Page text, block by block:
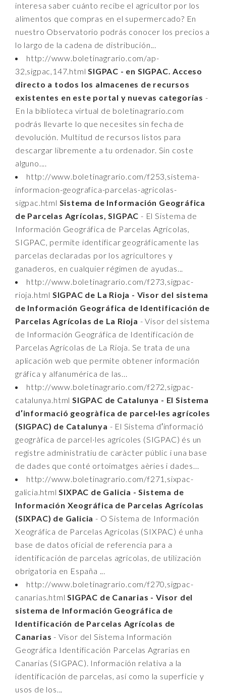
interesa saber cuánto recibe el agricultor por los
alimentos que compras en el supermercado? En
nuestro Observatorio podrás conocer los precios a
lo largo de la cadena de distribución...
http://www.boletinagrario.com/ap-
32,sigpac,147.htmlSIGPAC - en SIGPAC. Acceso
directo a todos los almacenes de recursos
existentes en este portal y nuevas categorías -
En la biblioteca virtual de boletinagrario.com
podrás llevarte lo que necesites sin fecha de
devolución. Multitud de recursos listos para
descargar libremente a tu ordenador. Sin coste
alguno....
http://www.boletinagrario.com/f253,sistema-
informacion-geografica-parcelas-agricolas-
sigpac.html Sistema de Información Geográfica
de Parcelas Agrícolas, SIGPAC - El Sistema de
Información Geográfica de Parcelas Agrícolas,
SIGPAC, permite identificar geográficamente las
parcelas declaradas por los agricultores y
ganaderos, en cualquier régimen de ayudas...
http://www.boletinagrario.com/f273,sigpac-
rioja.html SIGPAC de La Rioja - Visor del sistema
de Información Geográfica de Identificación de
Parcelas Agrícolas de La Rioja - Visor del sistema
de Información Geográfica de Identificación de
Parcelas Agrícolas de La Rioja. Se trata de una
aplicación web que permite obtener información
gráfica y alfanumérica de las...
http://www.boletinagrario.com/f272,sigpac-
catalunya.htmlSIGPAC de Catalunya - El Sistema
d′informació geogràfica de parcel·les agrícoles
(SIGPAC) de Catalunya - El Sistema d′informació
geogràfica de parcel·les agrícoles (SIGPAC) és un
registre administratiu de caràcter públic i una base
de dades que conté ortoimatges aèries i dades...
http://www.boletinagrario.com/f271,sixpac-
galicia.htmlSIXPAC de Galicia - Sistema de
Información Xeográfica de Parcelas Agrícolas
(SIXPAC) de Galicia - O Sistema de Información
Xeográfica de Parcelas Agrícolas (SIXPAC) é unha
base de datos oficial de referencia para a
identificación de parcelas agrícolas, de utilización
obrigatoria en España ...
http://www.boletinagrario.com/f270,sigpac-
canarias.htmlSIGPAC de Canarias - Visor del
sistema de Información Geográfica de
Identificación de Parcelas Agrícolas de
Canarias - Visor del Sistema Información
Geográfica Identificación Parcelas Agrarias en
Canarias (SIGPAC). Información relativa a la
identificación de parcelas, así como la superficie y
usos de los...